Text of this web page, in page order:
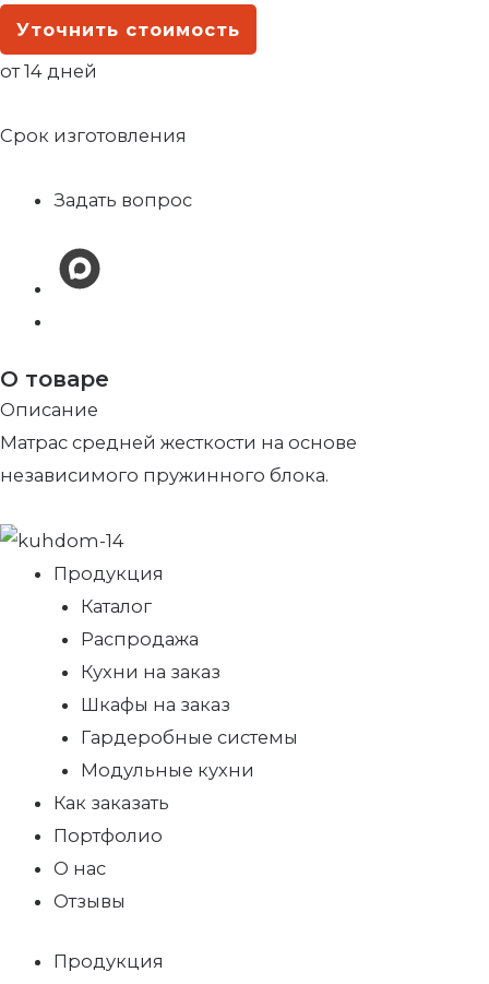
Уточнить стоимость
от 14 дней
Срок изготовления
Задать вопрос
О товаре
Описание
Матрас средней жесткости на основе
независимого пружинного блока.
Продукция
Каталог
Распродажа
Кухни на заказ
Шкафы на заказ
Гардеробные системы
Модульные кухни
Как заказать
Портфолио
О нас
Отзывы
Продукция